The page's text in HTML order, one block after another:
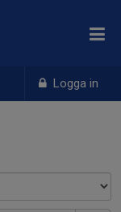
Logga in